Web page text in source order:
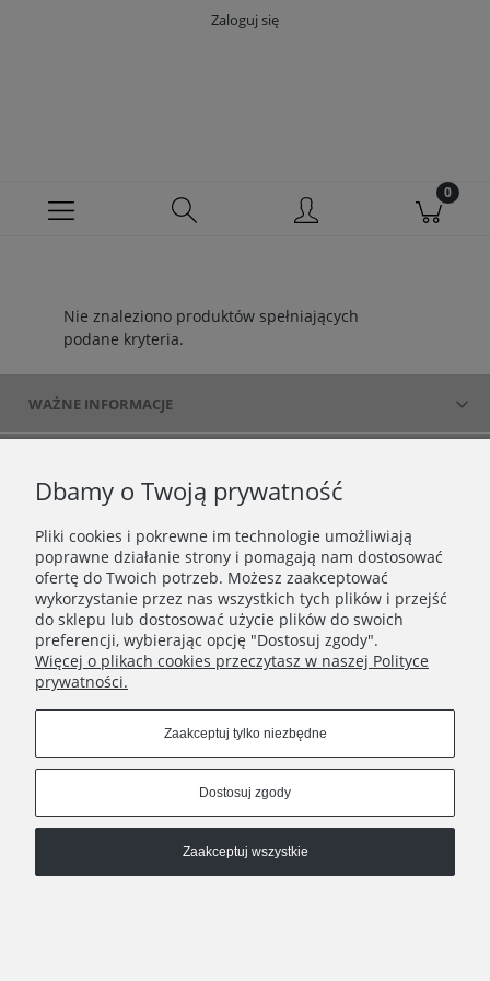
Zaloguj się
Nie znaleziono produktów spełniających
podane kryteria.
WAŻNE INFORMACJE
Pokaż pełną wersję strony
Sklep internetowy Shoplo.pl, powered byShoper.
Dbamy o Twoją prywatność
Pliki cookies i pokrewne im technologie umożliwiają
poprawne działanie strony i pomagają nam dostosować
ofertę do Twoich potrzeb. Możesz zaakceptować
wykorzystanie przez nas wszystkich tych plików i przejść
do sklepu lub dostosować użycie plików do swoich
preferencji, wybierając opcję "Dostosuj zgody".
Więcej o plikach cookies przeczytasz w naszej Polityce
prywatności.
Zaakceptuj tylko niezbędne
Dostosuj zgody
Zaakceptuj wszystkie